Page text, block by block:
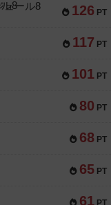
126 PT
ュール8
117 PT
101 PT
80 PT
68 PT
65 PT
61